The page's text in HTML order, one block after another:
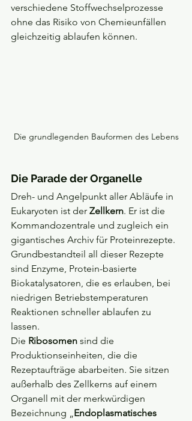
verschiedene Stoffwechselprozesse
ohne das Risiko von Chemieunfällen
gleichzeitig ablaufen können.
Die grundlegenden Bauformen des Lebens
Die Parade der Organelle
Dreh- und Angelpunkt aller Abläufe in
Eukaryoten ist der Zellkern. Er ist die
Kommandozentrale und zugleich ein
gigantisches Archiv für Proteinrezepte.
Grundbestandteil all dieser Rezepte
sind Enzyme, Protein-basierte
Biokatalysatoren, die es erlauben, bei
niedrigen Betriebstemperaturen
Reaktionen schneller ablaufen zu
lassen.
Die Ribosomen sind die
Produktionseinheiten, die die
Rezeptaufträge abarbeiten. Sie sitzen
außerhalb des Zellkerns auf einem
Organell mit der merkwürdigen
Bezeichnung „Endoplasmatisches